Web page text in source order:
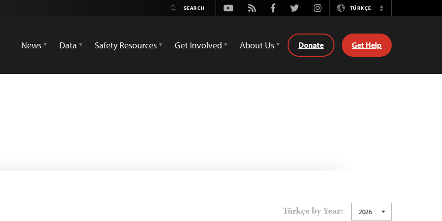
Youtube
Rss FacebookTwitterInstagramTÜRKÇE
Switch
News
Data Safety Resources Get Involved About Us Donate Get Help
Türkçe by Year: 2026